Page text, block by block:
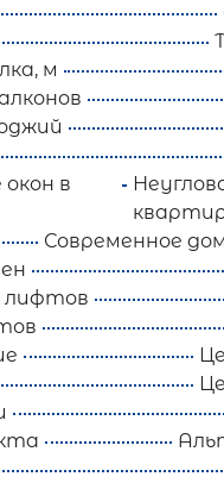
м
в
Современное
лифтов